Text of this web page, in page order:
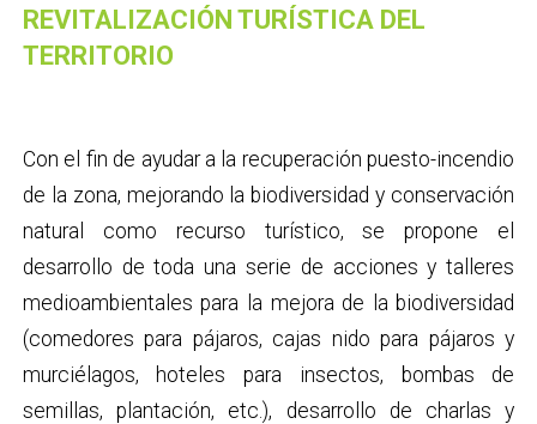
REVITALIZACIÓN TURÍSTICA DEL
TERRITORIO
Con el fin de ayudar a la recuperación puesto-incendio
de la zona, mejorando la biodiversidad y conservación
natural como recurso turístico, se propone el
desarrollo de toda una serie de acciones y talleres
medioambientales para la mejora de la biodiversidad
(comedores para pájaros, cajas nido para pájaros y
murciélagos, hoteles para insectos, bombas de
semillas, plantación, etc.), desarrollo de charlas y